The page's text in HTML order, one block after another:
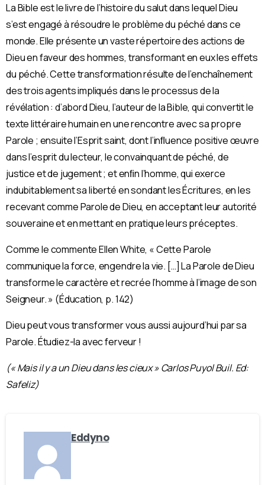
La Bible est le livre de l’histoire du salut dans lequel Dieu
s’est engagé à résoudre le problème du péché dans ce
monde. Elle présente un vaste répertoire des actions de
Dieu en faveur des hommes, transformant en eux les effets
du péché. Cette transformation résulte de l’enchaînement
des trois agents impliqués dans le processus de la
révélation : d’abord Dieu, l’auteur de la Bible, qui convertit le
texte littéraire humain en une rencontre avec sa propre
Parole ; ensuite l’Esprit saint, dont l’inﬂuence positive œuvre
dans l’esprit du lecteur, le convainquant de péché, de
justice et de jugement ; et enﬁn l’homme, qui exerce
indubitablement sa liberté en sondant les Écritures, en les
recevant comme Parole de Dieu, en acceptant leur autorité
souveraine et en mettant en pratique leurs préceptes.
Comme le commente Ellen White, « Cette Parole
communique la force, engendre la vie. […] La Parole de Dieu
transforme le caractère et recrée l’homme à l’image de son
Seigneur. » (Éducation, p. 142)
Dieu peut vous transformer vous aussi aujourd’hui par sa
Parole. Étudiez-la avec ferveur !
(« Mais il y a un Dieu dans les cieux » Carlos Puyol Buil. Ed:
Safeliz)
Eddyno